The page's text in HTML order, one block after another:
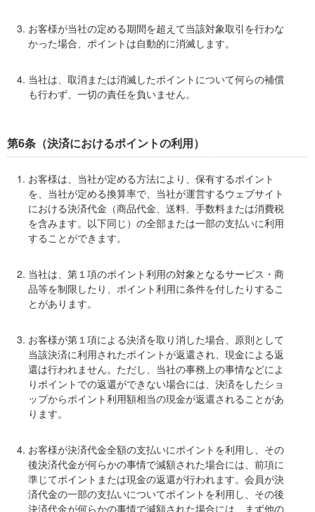
お客様が当社の定める期間を超えて当該対象取引を行わな
かった場合、ポイントは自動的に消滅します。
当社は、取消または消滅したポイントについて何らの補償
も行わず、一切の責任を負いません。
第6条（決済におけるポイントの利用）
お客様は、当社が定める方法により、保有するポイント
を、当社が定める換算率で、当社が運営するウェブサイト
における決済代金（商品代金、送料、手数料または消費税
を含みます。以下同じ）の全部または一部の支払いに利用
することができます。
当社は、第１項のポイント利用の対象となるサービス・商
品等を制限したり、ポイント利用に条件を付したりするこ
とがあります。
お客様が第１項による決済を取り消した場合、原則として
当該決済に利用されたポイントが返還され、現金による返
還は行われません。ただし、当社の事務上の事情などによ
りポイントでの返還ができない場合には、決済をしたショ
ップからポイント利用額相当の現金が返還されることがあ
ります。
お客様が決済代金全額の支払いにポイントを利用し、その
後決済代金が何らかの事情で減額された場合には、前項に
準じてポイントまたは現金の返還が行われます。会員が決
済代金の一部の支払いについてポイントを利用し、その後
決済代金が何らかの事情で減額された場合には、まず他の